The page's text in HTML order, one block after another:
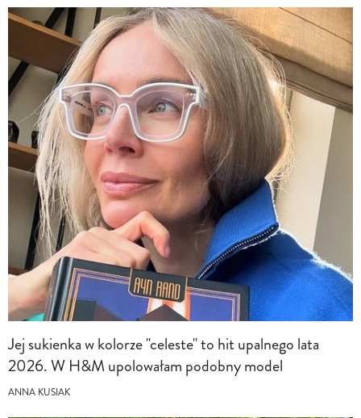
Jej sukienka w kolorze "celeste" to hit upalnego lata
2026. W H&M upolowałam podobny model
ANNA KUSIAK